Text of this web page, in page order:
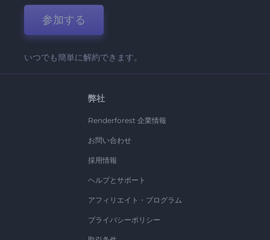
参加する
いつでも簡単に解約できます。
弊社
Renderforest 企業情報
お問い合わせ
採用情報
ヘルプとサポート
アフィリエイト・プログラム
プライバシーポリシー